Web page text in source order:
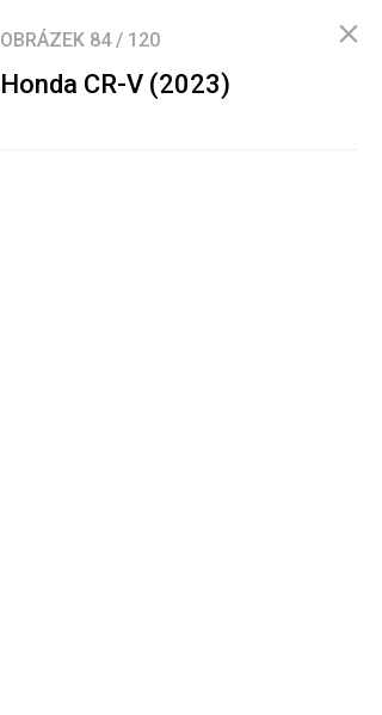
OBRÁZEK 84/ 120
Honda CR-V (2023)